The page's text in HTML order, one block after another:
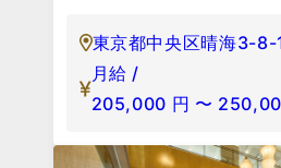
東京都中央区晴海3-8-
月給 /
205,000 円 〜